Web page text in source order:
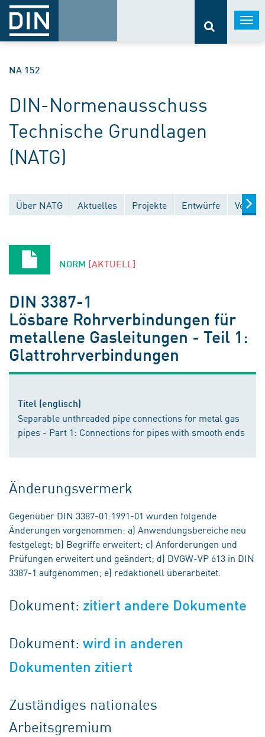
NA 152
DIN-Normenausschuss
Technische Grundlagen
(NATG)
Über NATG Aktuelles Projekte Entwürfe
NORM [AKTUELL]
DIN 3387-1
Lösbare Rohrverbindungen für
metallene Gasleitungen - Teil 1:
Glattrohrverbindungen
Titel (englisch)
Separable unthreaded pipe connections for metal gas
pipes - Part 1: Connections for pipes with smooth ends
Änderungsvermerk
Gegenüber DIN 3387-01:1991-01 wurden folgende
Änderungen vorgenommen: a) Anwendungsbereiche neu
festgelegt; b) Begriffe erweitert; c) Anforderungen und
Prüfungen erweitert und geändert; d) DVGW-VP 613 in DIN
3387-1 aufgenommen; e) redaktionell überarbeitet.
Dokument: zitiert andere Dokumente
Dokument:wird in anderen
Dokumenten zitiert
Zuständiges nationales
Arbeitsgremium